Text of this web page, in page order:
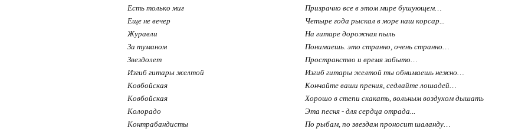
Есть только миг
Призрачно все в этом мире бушующем…
Еще не вечер
Четыре года рыскал в море наш корсар...
Журавли
На гитаре дорожная пыль
За туманом
Понимаешь. это странно, очень странно…
Звездолет
Пространство и время забыто…
Изгиб гитары желтой
Изгиб гитары желтой ты обнимаешь нежно…
Ковбойская
Кончайте ваши прения, седлайте лошадей…
Ковбойская
Хорошо в степи скакать, вольным воздухом дышать
Колорадо
Эта песня - для сердца отрада...
Контрабандисты
По рыбам, по звездам проносит шаланду…